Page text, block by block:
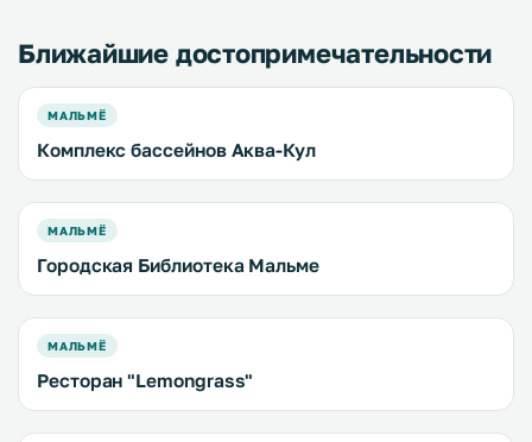
Ближайшие достопримечательности
МАЛЬМЁ
Комплекс бассейнов Аква-Кул
МАЛЬМЁ
Городская Библиотека Мальме
МАЛЬМЁ
Ресторан "Lemongrass"